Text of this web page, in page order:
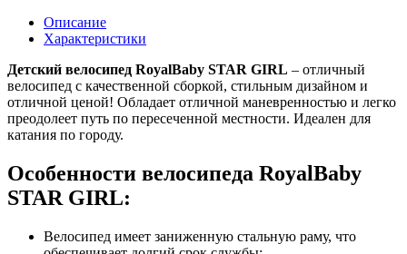
Описание
Характеристики
Детский велосипед RoyalBaby STAR GIRL – отличный
велосипед с качественной сборкой, стильным дизайном и
отличной ценой! Обладает отличной маневренностью и легко
преодолеет путь по пересеченной местности. Идеален для
катания по городу.
Особенности велосипеда RoyalBaby
STAR GIRL:
Велосипед имеет заниженную стальную раму, что